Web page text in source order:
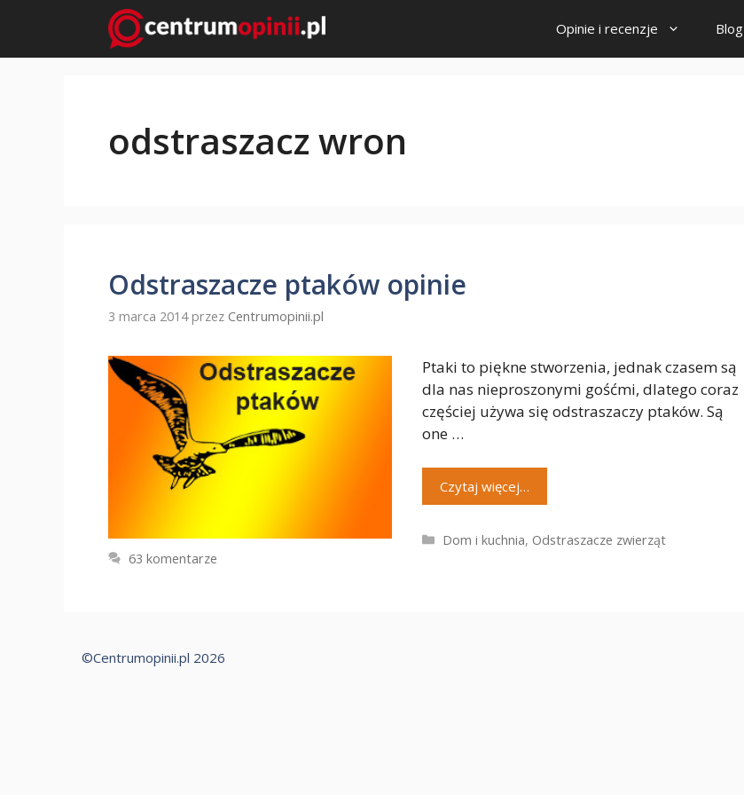
treści
Opinie i recenzje Blog
odstraszacz wron
Odstraszacze ptaków opinie
3 marca 2014 przez Centrumopinii.pl
Ptaki to piękne stworzenia, jednak czasem są
dla nas nieproszonymi gośćmi, dlatego coraz
częściej używa się odstraszaczy ptaków. Są
one …
Czytaj więcej…
Kategorie
Dom i kuchnia,Odstraszacze zwierząt
63 komentarze
©Centrumopinii.pl 2026